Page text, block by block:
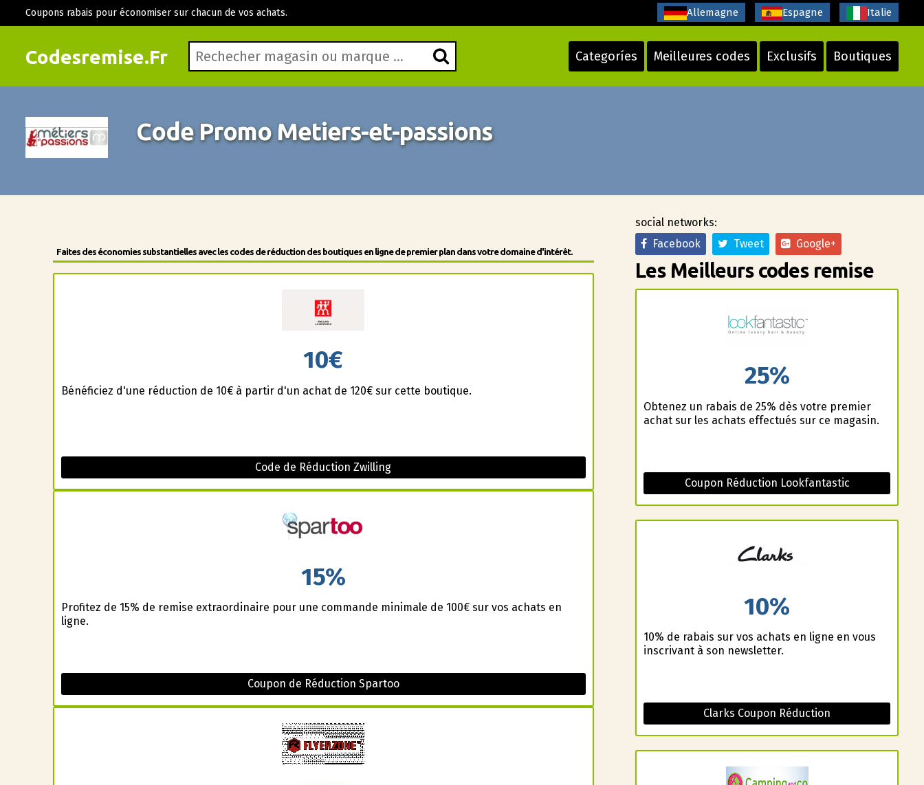
Codesremise.Fr Categoríes Meilleures codes Exclusifs Boutiques
Coupons rabais pour économiser sur chacun de vos achats. Allemagne Espagne Italie
Code Promo Metiers-et-passions
Faites des économies substantielles avec les codes de réduction des boutiques en ligne de premier plan dans votre domaine d'intérêt.
10€
Bénéficiez d'une réduction de 10€ à partir d'un achat de 120€ sur cette boutique.
Code de Réduction Zwilling
15%
Profitez de 15% de remise extraordinaire pour une commande minimale de 100€ sur vos achats en
ligne.
Coupon de Réduction Spartoo
social networks:
Facebook
Tweet Google+
Les Meilleurs codes remise
25%
Obtenez un rabais de 25% dès votre premier
achat sur les achats effectués sur ce magasin.
Coupon Réduction Lookfantastic
10%
10% de rabais sur vos achats en ligne en vous
inscrivant à son newsletter.
Clarks Coupon Réduction